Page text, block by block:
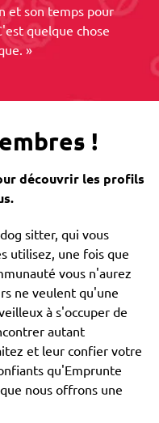
et son temps pour
quelque chose
»
!
découvrir les profils
sitter, qui vous
utilisez, une fois que
vous n'aurez
ne veulent qu'une
à s'occuper de
autant
et leur confier votre
qu'Emprunte
nous offrons une